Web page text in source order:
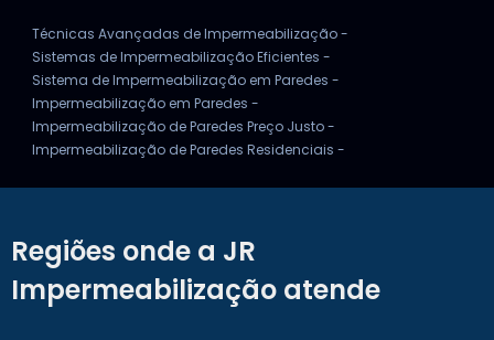
Técnicas Avançadas de Impermeabilização -
Sistemas de Impermeabilização Eficientes -
Sistema de Impermeabilização em Paredes -
Impermeabilização em Paredes -
Impermeabilização de Paredes Preço Justo -
Impermeabilização de Paredes Residenciais -
Regiões onde a JR
Impermeabilização atende